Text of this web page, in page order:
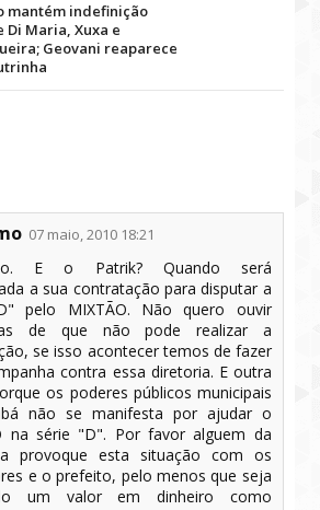
mantém indefinição
Di Maria, Xuxa e
Geovani reaparece
07 maio, 2010 18:21
E o Patrik? Quando será
a sua contratação para disputar a
pelo MIXTÃO. Não quero ouvir
de que não pode realizar a
se isso acontecer temos de fazer
contra essa diretoria. E outra
os poderes públicos municipais
não se manifesta por ajudar o
na série "D". Por favor alguem da
provoque esta situação com os
e o prefeito, pelo menos que seja
um valor em dinheiro como